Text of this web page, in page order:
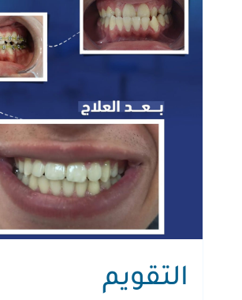
خبرة طويلة في طب
الأسنان
من نحن
التقويم